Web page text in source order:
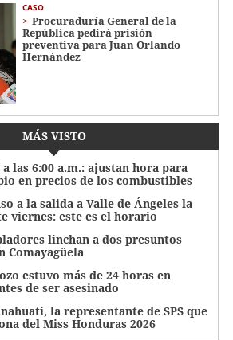
CASO
Procuraduría General de la
República pedirá prisión
preventiva para Juan Orlando
Hernández
MÁS VISTO
a las 6:00 a.m.: ajustan hora para
en precios de los combustibles
a la salida a Valle de Ángeles la
viernes: este es el horario
linchan a dos presuntos
Comayagüela
estuvo más de 24 horas en
de ser asesinado
la representante de SPS que
del Miss Honduras 2026